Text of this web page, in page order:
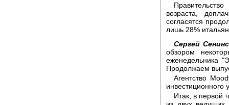
возраста,
согласятся
лишь 28%
Сергей
обзором
еженедельника
Продолжаем
Агентство
инвестиционного
Итак, в первой